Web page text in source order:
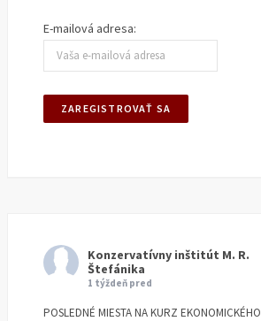
E-mailová adresa:
Konzervatívny inštitút M. R.
Štefánika
1 týždeň pred
POSLEDNÉ MIESTA NA KURZ EKONOMICKÉHO